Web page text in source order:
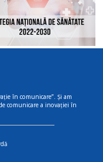
în comunicare”. Și am
comunicare a inovației în